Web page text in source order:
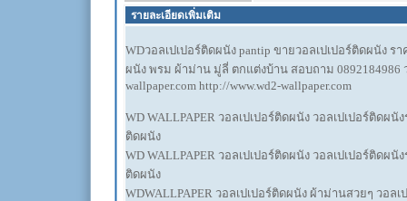
รายละเอียดเพิ่มเติม
WDวอลเปเปอร์ติดผนัง pantip ขายวอลเปเปอร์ติดผนัง ร
ผนัง พรม ผ้าม่าน มู่ลี่ ตกแต่งบ้าน สอบถาม 0892184986
wallpaper.com http://www.wd2-wallpaper.com
WD WALLPAPER วอลเปเปอร์ติดผนัง วอลเปเปอร์ติดผ
ติดผนัง
WD WALLPAPER วอลเปเปอร์ติดผนัง วอลเปเปอร์ติดผ
ติดผนัง
WDWALLPAPER วอลเปเปอร์ติดผนัง ผ้าม่านสวยๆ วอล